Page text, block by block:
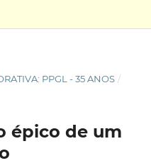
PPGL - 35 ANOS /
épico de um